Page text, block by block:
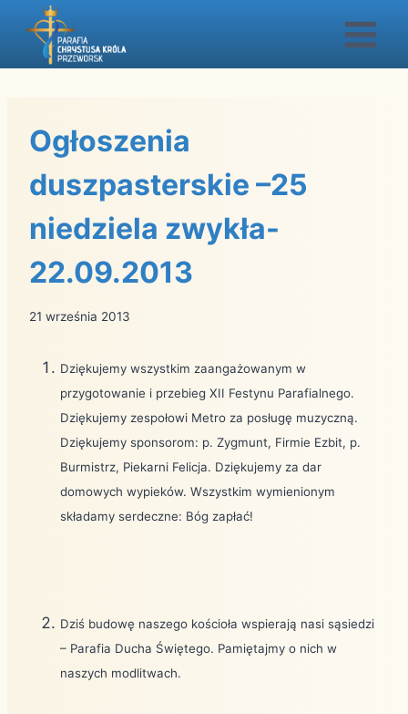
Przejdź
Ogłoszenia
duszpasterskie –25
niedziela zwykła-
22.09.2013
21 września 2013
Dziękujemy wszystkim zaangażowanym w
przygotowanie i przebieg XII Festynu Parafialnego.
Dziękujemy zespołowi Metro za posługę muzyczną.
Dziękujemy sponsorom: p. Zygmunt, Firmie Ezbit, p.
Burmistrz, Piekarni Felicja. Dziękujemy za dar
domowych wypieków. Wszystkim wymienionym
składamy serdeczne: Bóg zapłać!
Dziś budowę naszego kościoła wspierają nasi sąsiedzi
– Parafia Ducha Świętego. Pamiętajmy o nich w
naszych modlitwach.